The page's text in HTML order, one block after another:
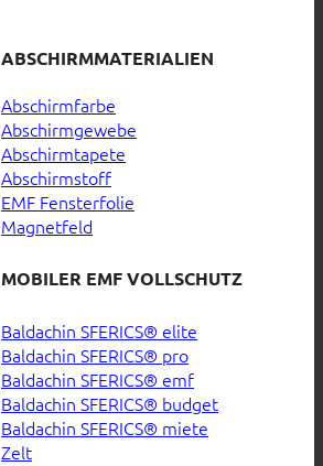
ABSCHIRMMATERIALIEN
Abschirmfarbe
Abschirmgewebe
Abschirmtapete
Abschirmstoff
EMF Fensterfolie
Magnetfeld
MOBILER EMF VOLLSCHUTZ
Baldachin SFERICS® elite
Baldachin SFERICS® pro
Baldachin SFERICS® emf
Baldachin SFERICS® budget
Baldachin SFERICS® miete
Zelt